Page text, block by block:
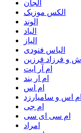
الجان
الکس موزیک
الوند
الیاد
الیاز
الیاس فنودی
و فرزاد فرزین
ام آر ایت
ام‌ ار بند
ام اس
ام اس و سامیارزد
ام جی
ام سی ای سی
امراد